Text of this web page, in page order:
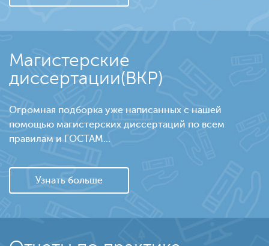
Магистерские
диссертации(ВКР)
Огромная подборка уже написанных с нашей
помощью магистерских диссертаций по всем
правилам и ГОСТАМ...
Узнать больше